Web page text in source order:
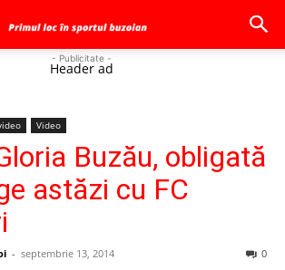
- Publicitate -
Header ad
Video
Buzău, obligată
astăzi cu FC
- septembrie 13, 2014 0